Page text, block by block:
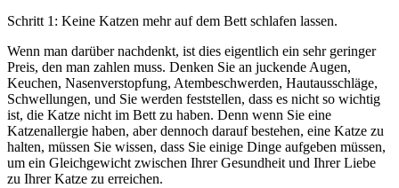
Schritt 1: Keine Katzen mehr auf dem Bett schlafen lassen.
Wenn man darüber nachdenkt, ist dies eigentlich ein sehr geringer
Preis, den man zahlen muss. Denken Sie an juckende Augen,
Keuchen, Nasenverstopfung, Atembeschwerden, Hautausschläge,
Schwellungen, und Sie werden feststellen, dass es nicht so wichtig
ist, die Katze nicht im Bett zu haben. Denn wenn Sie eine
Katzenallergie haben, aber dennoch darauf bestehen, eine Katze zu
halten, müssen Sie wissen, dass Sie einige Dinge aufgeben müssen,
um ein Gleichgewicht zwischen Ihrer Gesundheit und Ihrer Liebe
zu Ihrer Katze zu erreichen.